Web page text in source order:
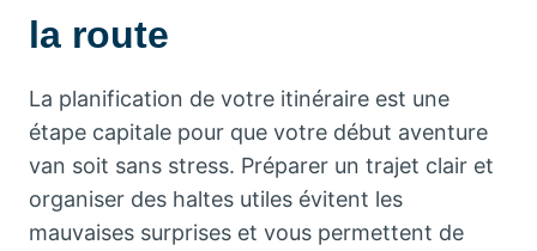
la route
La planification de votre itinéraire est une
étape capitale pour que votre début aventure
van soit sans stress. Préparer un trajet clair et
organiser des haltes utiles évitent les
mauvaises surprises et vous permettent de